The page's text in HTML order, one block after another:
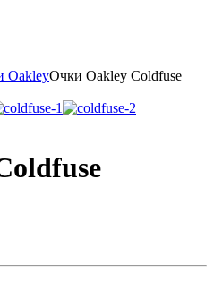
OakleyОчки Oakley Coldfuse